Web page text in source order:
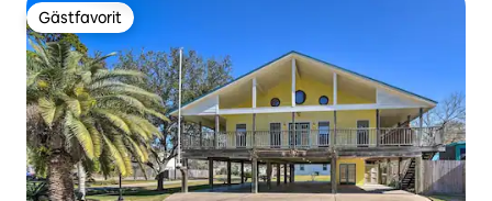
Gästfavorit
Gästfavorit